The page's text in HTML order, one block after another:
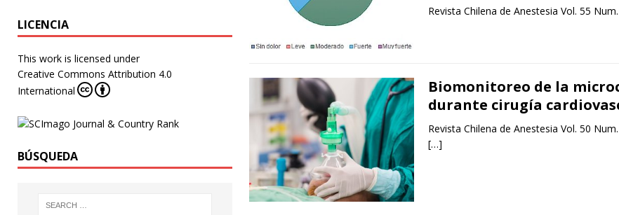
Revista Chilena de Anestesia Vol. 55
Biomonitoreo de la
durante cirugía
Revista Chilena de Anestesia Vol. 50
[…]
LICENCIA
This work is licensed under
Creative Commons Attribution 4.0
International
BÚSQUEDA